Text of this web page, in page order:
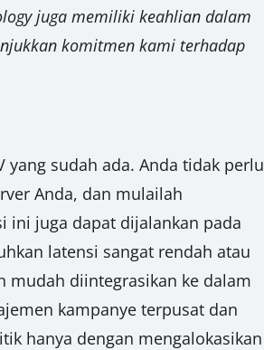
juga memiliki keahlian dalam
komitmen kami terhadap
yang sudah ada. Anda tidak perlu
Anda, dan mulailah
ini juga dapat dijalankan pada
latensi sangat rendah atau
mudah diintegrasikan ke dalam
kampanye terpusat dan
hanya dengan mengalokasikan